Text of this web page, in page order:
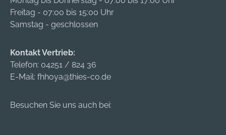
Freitag - 07:00 bis 15:00 Uhr
Samstag - geschlossen
Kontakt Vertrieb:
Telefon: 04251 / 824 36
E-Mail: fhhoya@thies-co.de
Besuchen Sie uns auch bei: